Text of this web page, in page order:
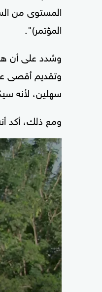
المستوى من
المؤتمر)".
وشدد على أن
وتقديم أقصى
سهلين، لأنه
ومع ذلك، أكد